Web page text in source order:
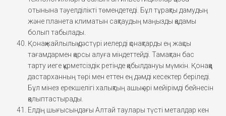
отынына тәуелділікті төмендетеді. Бұл тұрақты дамудың
және планета климатын сақтаудың маңызды қадамы
болып табылады.
Қонақжайлылық дәстүрі иелерді қонақтарды ең жақсы
тағамдармен қарсы алуға міндеттейді. Тамақтан бас
тарту иеге құрметсіздік ретінде қабылдануы мүмкін. Қонаққа
дастарханның төрі мен еттен ең дәмді кесектер беріледі.
Бұл мінез ерекшелігі халықтың ашық әрі мейірімді бейнесін
қалыптастырады.
Елдің шығысындағы Алтай таулары түсті металдар кен